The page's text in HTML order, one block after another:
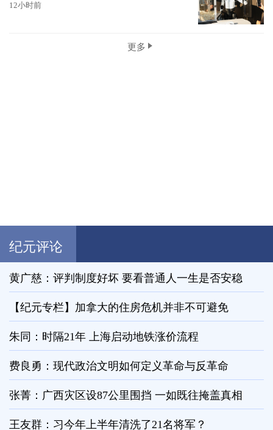
12小时前
更多
纪元评论
黄广慈：评判制度好坏 要看普通人一生是否安稳
【纪元专栏】加拿大的住房危机并非不可避免
朱同：时隔21年 上海启动地铁涨价流程
费良勇：现代政治文明如何定义革命与反革命
张菁：广西灾区设87公里围挡 一如既往掩盖真相
王友群：习今年上半年清洗了21名将军？